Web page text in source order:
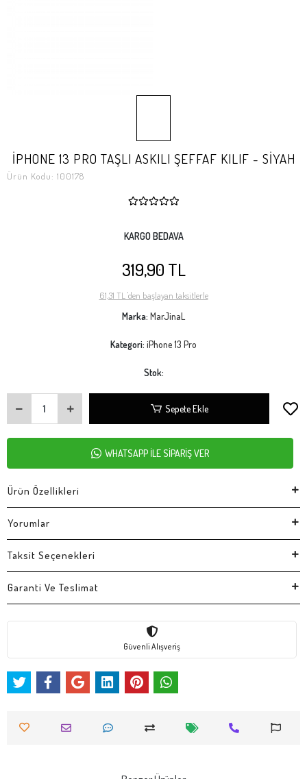
İPHONE 13 PRO TAŞLI ASKILI ŞEFFAF KILIF - SİYAH
Ürün Kodu: 100178
KARGO BEDAVA
319,90 TL
61,31 TL 'den başlayan taksitlerle
Marka: MarJinaL
Kategori: iPhone 13 Pro
Stok:
Sepete Ekle
WHATSAPP İLE SİPARİŞ VER
Ürün Özellikleri
Yorumlar
Taksit Seçenekleri
Garanti Ve Teslimat
Güvenli Alışveriş